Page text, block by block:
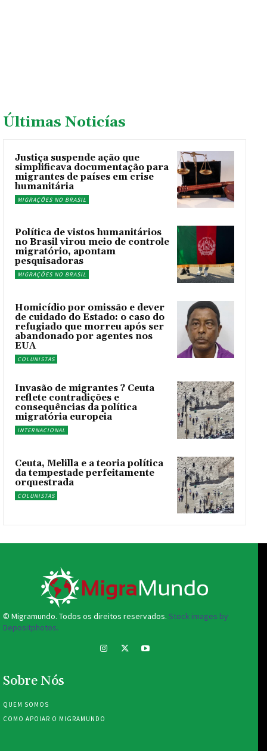
Últimas Noticías
Justiça suspende ação que
simplificava documentação para
migrantes de países em crise
humanitária
MIGRAÇÕES NO BRASIL
Política de vistos humanitários
no Brasil virou meio de controle
migratório, apontam
pesquisadoras
MIGRAÇÕES NO BRASIL
Homicídio por omissão e dever
de cuidado do Estado: o caso do
refugiado que morreu após ser
abandonado por agentes nos
EUA
COLUNISTAS
Invasão de migrantes ? Ceuta
reflete contradições e
consequências da política
migratória europeia
INTERNACIONAL
Ceuta, Melilla e a teoria política
da tempestade perfeitamente
orquestrada
COLUNISTAS
© Migramundo. Todos os direitos reservados. Stock images by
Depositphotos.
Sobre Nós
QUEM SOMOS
COMO APOIAR O MIGRAMUNDO